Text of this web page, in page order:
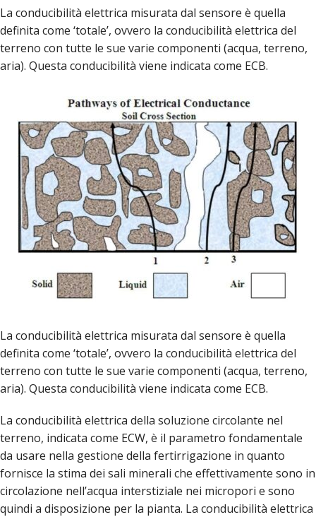
La conducibilità elettrica misurata dal sensore è quella
definita come ‘totale’, ovvero la conducibilità elettrica del
terreno con tutte le sue varie componenti (acqua, terreno,
aria). Questa conducibilità viene indicata come ECB.
La conducibilità elettrica misurata dal sensore è quella
definita come ‘totale’, ovvero la conducibilità elettrica del
terreno con tutte le sue varie componenti (acqua, terreno,
aria). Questa conducibilità viene indicata come ECB.
La conducibilità elettrica della soluzione circolante nel
terreno, indicata come ECW, è il parametro fondamentale
da usare nella gestione della fertirrigazione in quanto
fornisce la stima dei sali minerali che effettivamente sono in
circolazione nell’acqua interstiziale nei micropori e sono
quindi a disposizione per la pianta. La conducibilità elettrica